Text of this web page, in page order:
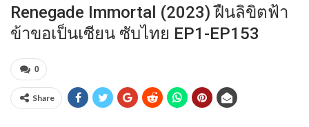
Renegade Immortal (2023) ฝืนลิขิตฟ้า
ข้าขอเป็นเซียน ซับไทย EP1-EP153
0
Share